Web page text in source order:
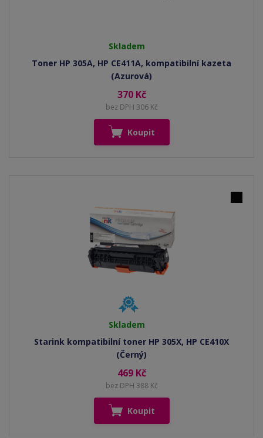
Skladem
Toner HP 305A, HP CE411A, kompatibilní kazeta
(Azurová)
370 Kč
bez DPH 306 Kč
Koupit
Skladem
Starink kompatibilní toner HP 305X, HP CE410X
(Černý)
469 Kč
bez DPH 388 Kč
Koupit